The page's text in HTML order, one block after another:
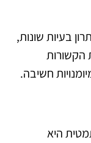
בעיות שונות,
הקשורות
חשיבה.
היא